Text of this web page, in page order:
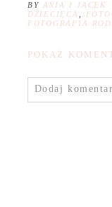
BY ANIA I JACEK
DZIECIĘCA
FOTOGRAFIA
POKAŻ
Dodaj